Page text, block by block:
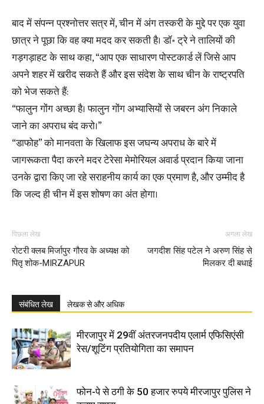
बाद में संपन्न प्रश्नोत्तर सत्र में, चीन में अंग तस्करी के मुद्दे पर एक युवा
छात्र ने पूछा कि वह क्या मदद कर सकती है। डॉ॰ ट्रे ने तालियों की
गड़गड़ाहट के साथ कहा, “आप एक साधारण पोस्टकार्ड लें जिसे आप
अपने शहर में खरीद सकते हैं और इस संदेश के साथ चीन के राष्ट्रपति
को भेज सकते हैं:
“फालुन गोंग अच्छा है। फालुन गोंग अभ्यासियों से जबरन अंग निकाले
जाने का अपराध बंद करो।”
“डाफोह” को मानवता के खिलाफ इस जघन्य अपराध के बारे में
जागरूकता पैदा करने मदर टेरेसा मेमोरियल अवार्ड प्रदान किया जाना
उनके द्वारा किए जा रहे सराहनीय कार्य का एक प्रमाण है, और उम्मीद है
कि जल्द ही चीन में इस शोषण का अंत होगा।
पिछला लेख
रोटरी क्लब मिर्जापुर गौरव के अध्यक्ष को
पितृ शोक-MIRZAPUR
अगला लेख
जगदीश सिंह पटेल ने अरुण सिंह से
मिलकर दी बधाई
संबंधित लेख लेखक से और अधिक
मीरजापुर में 29वीं अंतरजनपदीय एलार्म एफिसिएंसी
रेस/शूटिंग प्रतियोगिता का समापन
फोन-पे से ठगी के 50 हजार रुपये मीरजापुर पुलिस ने